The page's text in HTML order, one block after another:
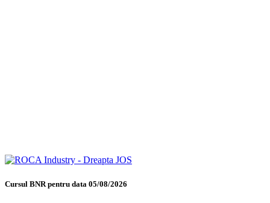
Cursul BNR pentru data 05/08/2026